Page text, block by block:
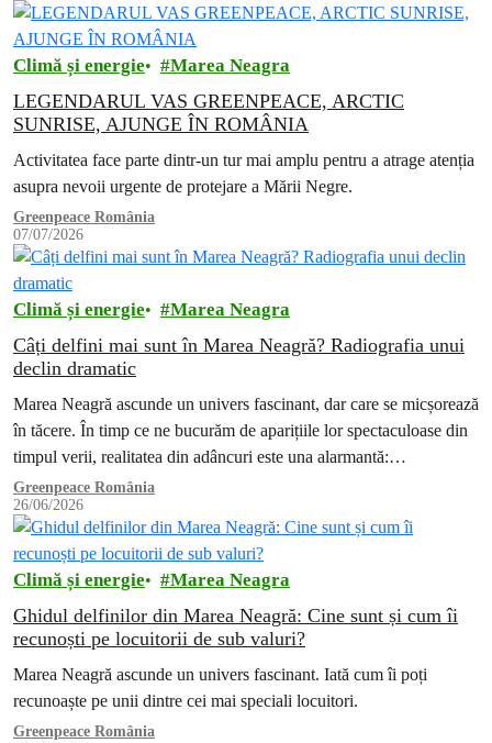
Climă și energie Marea Neagra
LEGENDARUL VAS GREENPEACE, ARCTIC
SUNRISE, AJUNGE ÎN ROMÂNIA
Activitatea face parte dintr-un tur mai amplu pentru a atrage atenția
asupra nevoii urgente de protejare a Mării Negre.
Greenpeace România
07/07/2026
Climă și energie Marea Neagra
Câți delfini mai sunt în Marea Neagră? Radiografia unui
declin dramatic
Marea Neagră ascunde un univers fascinant, dar care se micșorează
în tăcere. În timp ce ne bucurăm de aparițiile lor spectaculoase din
timpul verii, realitatea din adâncuri este una alarmantă:…
Greenpeace România
26/06/2026
Climă și energie Marea Neagra
Ghidul delfinilor din Marea Neagră: Cine sunt și cum îi
recunoști pe locuitorii de sub valuri?
Marea Neagră ascunde un univers fascinant. Iată cum îi poți
recunoaște pe unii dintre cei mai speciali locuitori.
Greenpeace România